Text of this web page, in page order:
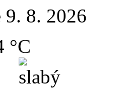
9. 8. 2026
°C